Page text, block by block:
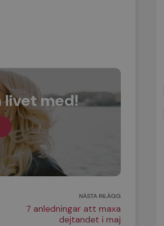
livet med!
NÄSTA INLÄGG
7 anledningar att maxa
dejtandet i maj